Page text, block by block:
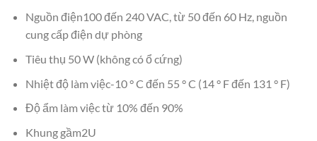
Nguồn điện100 đến 240 VAC, từ 50 đến 60 Hz, nguồn
cung cấp điện dự phòng
Tiêu thụ 50 W (không có ổ cứng)
Nhiệt độ làm việc-10 ° C đến 55 ° C (14 ° F đến 131 ° F)
Độ ẩm làm việc từ 10% đến 90%
Khung gầm2U